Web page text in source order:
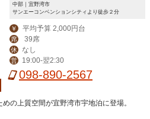
中部｜宜野湾市
サンエーコンベンションシティより徒歩２分
￥ 平均予算 2,000円台
席 39席
休 なし
営 19:00-翌2:30
098-890-2567
の上質空間が宜野湾市宇地泊に登場。